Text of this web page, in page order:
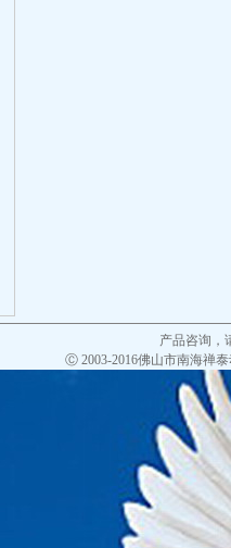
产品咨询，
Ⓒ 2003-2016佛山市南海禅